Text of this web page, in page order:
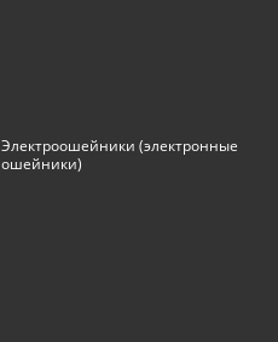
Электроошейники (электронные
ошейники)